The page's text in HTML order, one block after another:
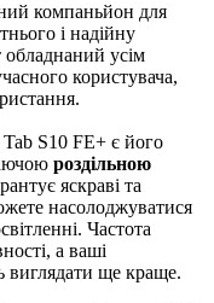
компаньйон для
і надійну
обладнаний усім
користувача,
S10 FE+ є його
роздільною
яскраві та
насолоджуватися
Частота
а ваші
виглядати ще краще.